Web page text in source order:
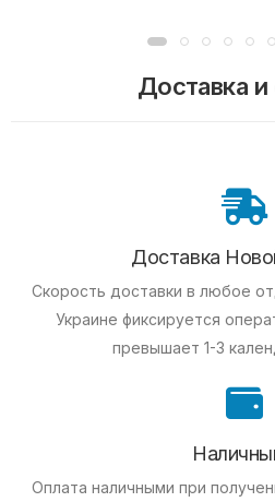
Доставка и
Доставка
Скорость доставки в любое
Украине фиксируется
превышает 1-3
Оплата наличными при